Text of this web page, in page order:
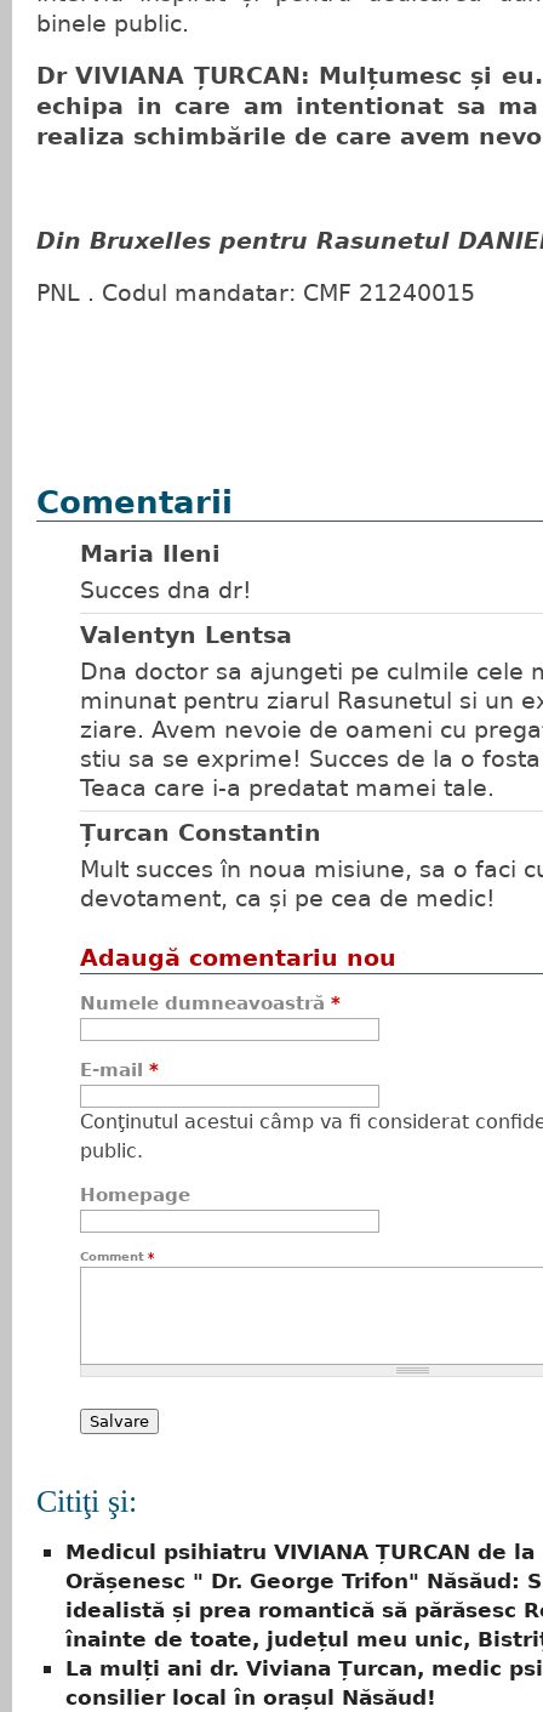
binele public.
Dr VIVIANA ȚURCAN: Mulțumesc și
echipa in care am intentionat sa
realiza schimbările de care avem
Din Bruxelles pentru Rasunetul
PNL . Codul mandatar: CMF 21240015
Comentarii
Maria Ileni
Succes dna dr!
Valentyn Lentsa
Dna doctor sa ajungeti pe culmile cele
minunat pentru ziarul Rasunetul si un
ziare. Avem nevoie de oameni cu
stiu sa se exprime! Succes de la o
Teaca care i-a predatat mamei tale.
Țurcan Constantin
Mult succes în noua misiune, sa o faci
devotament, ca și pe cea de medic!
Adaugă comentariu nou
Numele dumneavoastră *
E-mail *
Conţinutul acestui câmp va fi considerat
public.
Homepage
Comment *
Citiţi şi:
Medicul psihiatru VIVIANA ȚURCAN de
Orășenesc " Dr. George Trifon" Năsăud:
idealistă și prea romantică să părăsesc
înainte de toate, județul meu unic,
La mulți ani dr. Viviana Țurcan, medic
consilier local în orașul Năsăud!